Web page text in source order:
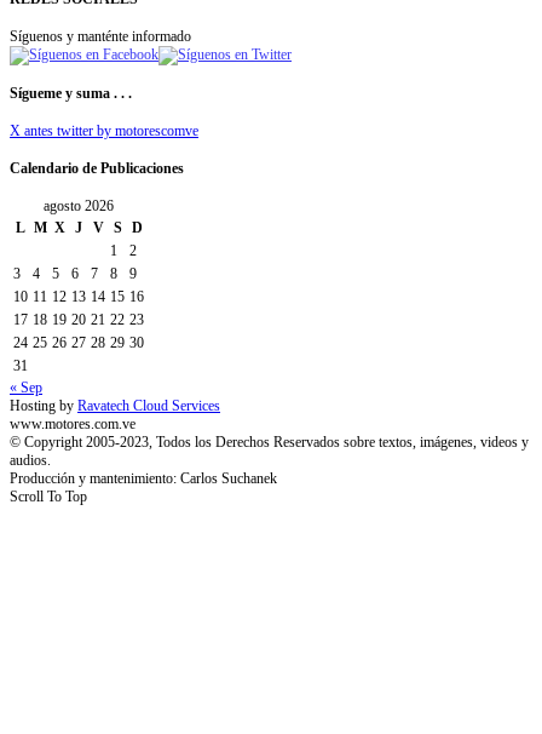
Síguenos y manténte informado
Sígueme y suma . . .
X antes twitter by motorescomve
Calendario de Publicaciones
agosto 2026
L M X J V S
D
1
2
3
4 5 6 7 8
9
10 11 12 13 14 15 16
17 18 19 20 21 22 23
24 25 26 27 28 29 30
31
« Sep
Hosting by Ravatech Cloud Services
www.motores.com.ve
© Copyright 2005-2023, Todos los Derechos Reservados sobre textos, imágenes, videos y
audios.
Producción y mantenimiento: Carlos Suchanek
Scroll To Top